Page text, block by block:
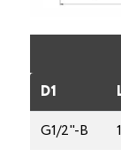
D1
G1/2"-В